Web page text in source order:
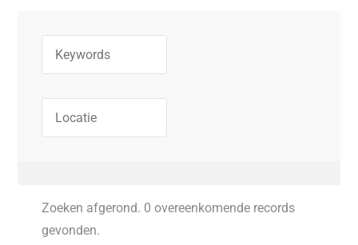
Zoeken afgerond. 0 overeenkomende records
gevonden.